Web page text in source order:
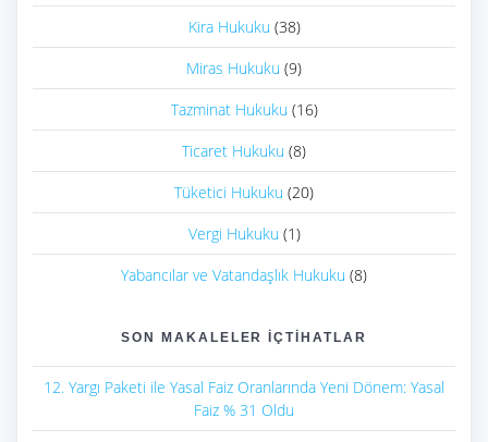
Kira Hukuku (38)
Miras Hukuku (9)
Tazminat Hukuku (16)
Ticaret Hukuku (8)
Tüketici Hukuku (20)
Vergi Hukuku (1)
Yabancılar ve Vatandaşlık Hukuku (8)
SON MAKALELER İÇTIHATLAR
12. Yargı Paketi ile Yasal Faiz Oranlarında Yeni Dönem: Yasal
Faiz % 31 Oldu